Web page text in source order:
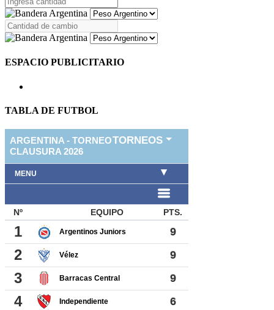
ESPACIO PUBLICITARIO
TABLA DE FUTBOL